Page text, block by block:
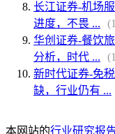
长江证券-机场
进度，不畏 ...
华创证券-餐饮
分析，时代 ...
新时代证券-免
缺，行业仍有 ...
本网站的行业研究报